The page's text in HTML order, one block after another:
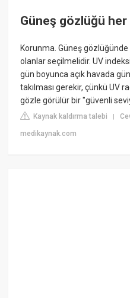
Güneş gözlüğü her
Korunma. Güneş
olanlar seçilmelidir. UV
gün boyunca açık havada
takılması gerekir, çünkü UV
gözle görülür bir "güvenli
Kaynak kaldırma talebi |
medikaynak.com